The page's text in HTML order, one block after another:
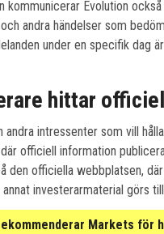
kommunicerar Evolution
andra händelser som
under en specifik dag
hittar
andra intressenter som vill
officiell information
den officiella webbplatsen,
investerarmaterial görs
Markets för